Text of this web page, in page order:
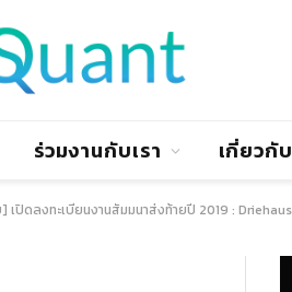
ร่วมงานกับเรา เกี่ยวกั
เปิดลงทะเบียนงานสัมมนาส่งท้ายปี 2019 :